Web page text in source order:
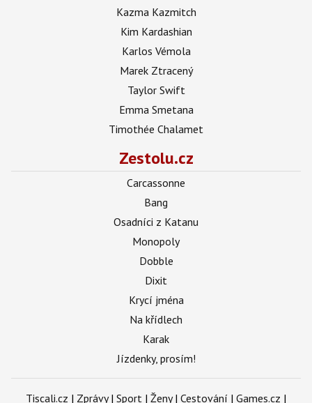
Kazma Kazmitch
Kim Kardashian
Karlos Vémola
Marek Ztracený
Taylor Swift
Emma Smetana
Timothée Chalamet
Zestolu.cz
Carcassonne
Bang
Osadníci z Katanu
Monopoly
Dobble
Dixit
Krycí jména
Na křídlech
Karak
Jízdenky, prosím!
Tiscali.cz | Zprávy| Sport | Ženy| Cestování | Games.cz |